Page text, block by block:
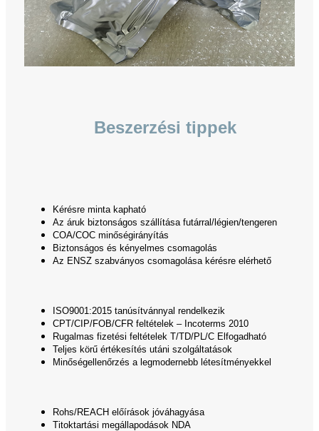
Beszerzési tippek
Kérésre minta kapható
Az áruk biztonságos szállítása futárral/légien/tengeren
COA/COC minőségirányítás
Biztonságos és kényelmes csomagolás
Az ENSZ szabványos csomagolása kérésre elérhető
ISO9001:2015 tanúsítvánnyal rendelkezik
CPT/CIP/FOB/CFR feltételek – Incoterms 2010
Rugalmas fizetési feltételek T/TD/PL/C Elfogadható
Teljes körű értékesítés utáni szolgáltatások
Minőségellenőrzés a legmodernebb létesítményekkel
Rohs/REACH előírások jóváhagyása
Titoktartási megállapodások NDA